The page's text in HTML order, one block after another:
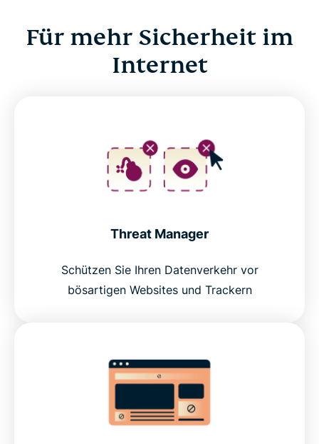
Für mehr Sicherheit im
Internet
Threat Manager
Schützen Sie Ihren Datenverkehr vor
bösartigen Websites und Trackern